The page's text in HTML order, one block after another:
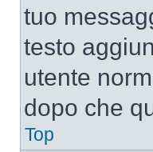
tuo
testo
utente
dopo che
Top